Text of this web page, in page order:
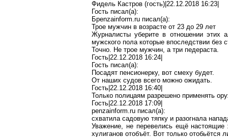
Фидель Кастров (гость)|22.12.2018 16:23|
Гость писал(a):
Бpenzainform.ru писал(a):
Трое мужчин в возрасте от 23 до 29 лет
Журналисты уберите в отношении этих
мужского полакоторые впоследствии без
Точно. Не трое мужчин, а три педераста.
Гость|22.12.2018 16:24|
Гость писал(a):
Посадят пенсионерку, вот смеху будет.
От наших судов всего можно ожидать.
Гость|22.12.2018 16:40|
Только полицаям разрешено применять
Гость|22.12.2018 17:09|
penzainform.ru писал(a):
схватила садовую тяпку и разогнала
Уважение, не перевелись ещё
хулиганов отобъёт. Вот только отобьётся